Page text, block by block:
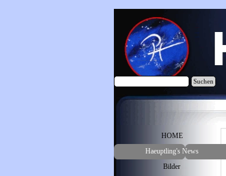
Suchen
Menü überspringen
HOME
Haeuptling's News
Bilder